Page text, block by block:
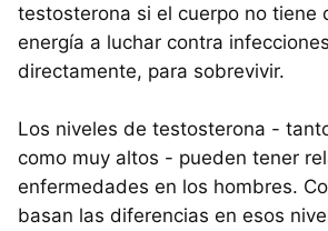
testosterona si el cuerpo no tiene
energía a luchar contra
directamente, para sobrevivir.
Los niveles de testosterona -
como muy altos - pueden tener
enfermedades en los hombres.
basan las diferencias en esos